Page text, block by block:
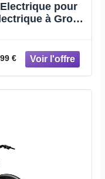
pour
à Gros
de Montagne
€